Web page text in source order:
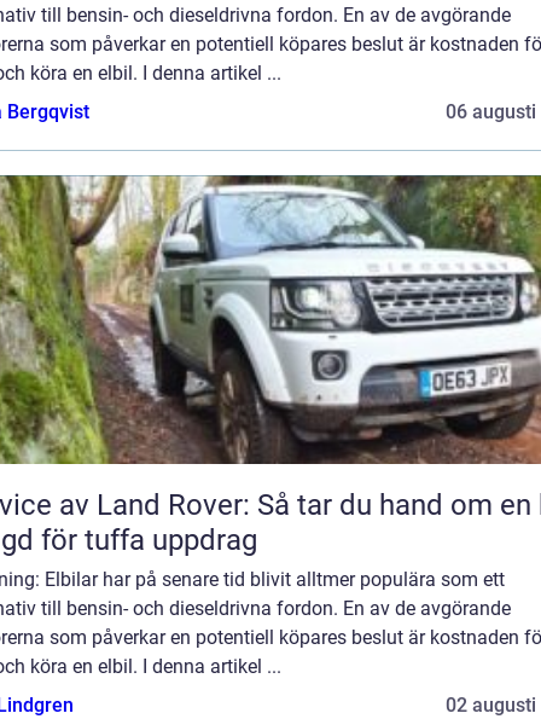
till bensin- och dieseldrivna fordon. En av de avgörande
som påverkar en potentiell köpares beslut är kostnaden
köra en elbil. I denna artikel ...
Bergqvist
06 augusti
av Land Rover: Så tar du hand om en
för tuffa uppdrag
Elbilar har på senare tid blivit alltmer populära som ett
till bensin- och dieseldrivna fordon. En av de avgörande
som påverkar en potentiell köpares beslut är kostnaden
köra en elbil. I denna artikel ...
02 augusti